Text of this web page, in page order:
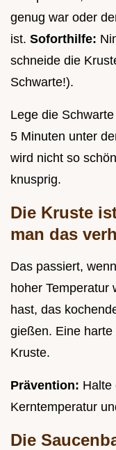
genug war oder
ist. Soforthilfe:
schneide die
Schwarte!).
Lege die
5 Minuten unter
wird nicht so
knusprig.
Die Kruste
man das
Das passiert,
hoher Temperatur
hast, das
gießen. Eine
Kruste.
Prävention: Halte
Kerntemperatur
Die